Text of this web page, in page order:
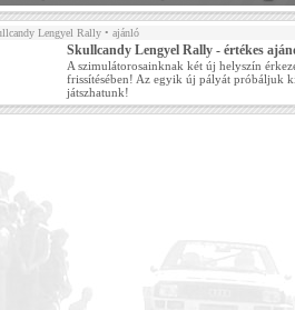
Lengyel Rally • ajánló
Skullcandy Lengyel Rally - értékes
A szimulátorosainknak két új helyszín
frissítésében! Az egyik új pályát próbáljuk
játszhatunk!